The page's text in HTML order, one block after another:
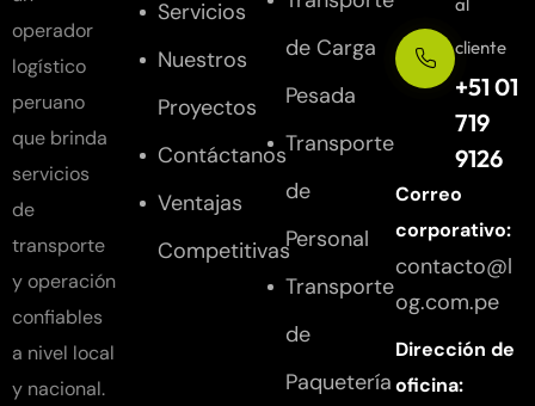
operador
logístico
peruano
que brinda
servicios
de
transporte
y operación
confiables
a nivel local
y nacional.
Servicios
Nuestros
Proyectos
Contáctanos
Ventajas
Competitivas
de Carga
Pesada
Transporte
de
Personal
Transporte
de
Paquetería
al
cliente
+51 01
719
9126
Correo
corporativo:
contacto@l
og.com.pe
Dirección de
oficina: